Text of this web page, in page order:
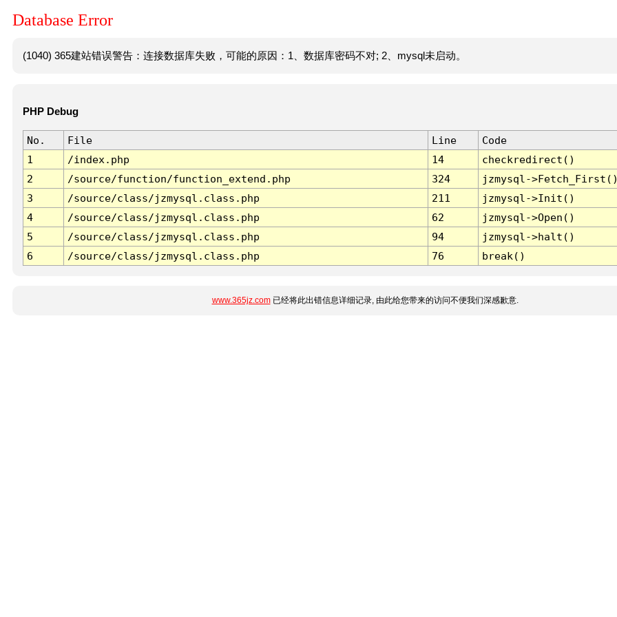
Database Error
(1040) 365建站错误警告：连接数据库失败，可能的原因：1、数据库密码不对; 2、mysql未启动。
PHP Debug
No. File Line
Code
1
/index.php 14
checkredirect()
2
/source/function/function_extend.php 324
jzmysql-
3
/source/class/jzmysql.class.php 211
jzmysql->Init()
4
/source/class/jzmysql.class.php 62
jzmysql->Open()
5
/source/class/jzmysql.class.php 94
jzmysql->halt()
6
/source/class/jzmysql.class.php 76 break()
www.365jz.com已经将此出错信息详细记录, 由此给您带来的访问不便我们深感歉意.